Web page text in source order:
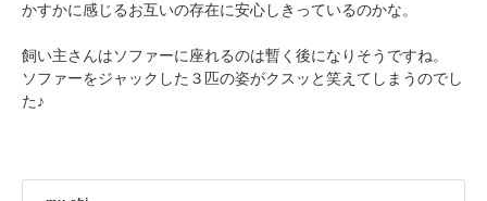
かすかに感じるお互いの存在に安心しきっているのかな。
飼い主さんはソファーに座れるのは暫く後になりそうですね。
ソファーをジャックした３匹の姿がクスッと笑えてしまうのでし
た♪